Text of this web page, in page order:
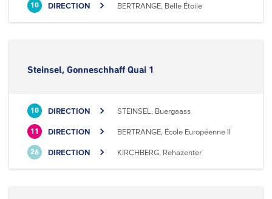
10 DIRECTION BERTRANGE, Belle Étoile
Steinsel, Gonneschhaff Quai 1
10 DIRECTION STEINSEL, Buergaass
11 DIRECTION BERTRANGE, École Européenne II
26 DIRECTION KIRCHBERG, Rehazenter